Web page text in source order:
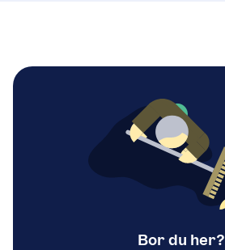
Bor du her?